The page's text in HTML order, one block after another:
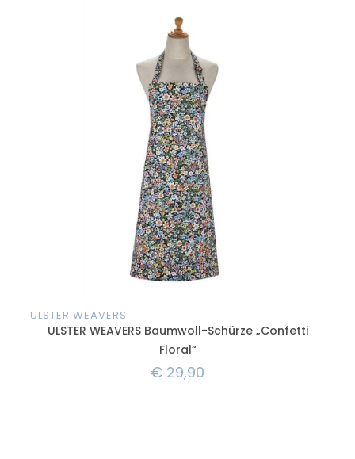
ULSTER WEAVERS
ULSTER WEAVERS Baumwoll-Schürze „Confetti
Floral“
€ 29,90